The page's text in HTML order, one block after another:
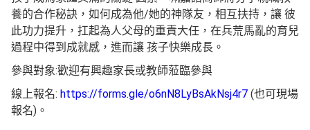
養的合作秘訣，如何成為他/她的神隊友，相互扶持，讓 彼
此功力提升，扛起為人父母的重責大任，在兵荒馬亂的育兒
過程中得到成就感，進而讓 孩子快樂成長。
參與對象:歡迎有興趣家長或教師蒞臨參與
線上報名: https://forms.gle/o6nN8LyBsAkNsj4r7 (也可現場
報名)。